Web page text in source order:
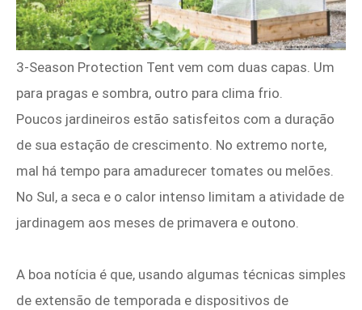
3-Season Protection Tent vem com duas capas. Um
para pragas e sombra, outro para clima frio.
Poucos jardineiros estão satisfeitos com a duração
de sua estação de crescimento. No extremo norte,
mal há tempo para amadurecer tomates ou melões.
No Sul, a seca e o calor intenso limitam a atividade de
jardinagem aos meses de primavera e outono.
A boa notícia é que, usando algumas técnicas simples
de extensão de temporada e dispositivos de